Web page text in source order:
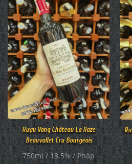
Rượu Vang Château La Raze
Beauvallet Cru Bourgeois
750ml / 13.5% / Pháp